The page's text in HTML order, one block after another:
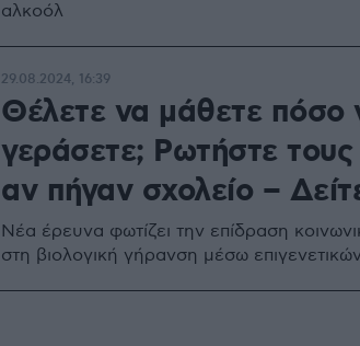
αλκοόλ
Θέλετε να μάθετε πόσο
γεράσετε; Ρωτήστε
αν πήγαν σχολείο –
Νέα έρευνα φωτίζει την επίδραση
στη βιολογική γήρανση μέσω
29.08.2024, 16:39